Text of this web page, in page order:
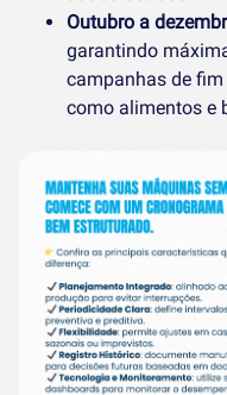
Outubro a
garantindo
campanhas de fim
como alimentos e